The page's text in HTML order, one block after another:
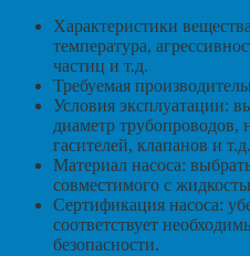
Характеристики
температура,
частиц и т.д.
Требуемая
Условия эксплуатации:
диаметр трубопроводов,
гасителей, клапанов и т.д.
Материал насоса:
совместимого с
Сертификация насоса:
соответствует
безопасности.